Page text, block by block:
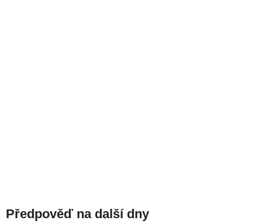
Předpověď na další dny